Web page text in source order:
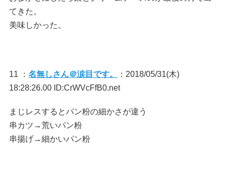
てきた。
美味しかった。
11 ： 名無しさん＠涙目です。
：2018/05/31(木)
18:28:26.00 ID:CrWVcFfB0.net
まじレスするとパン粉の細かさが違う
串カツ→荒いパン粉
串揚げ→細かいパン粉